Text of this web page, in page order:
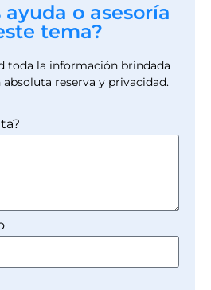
ayuda o asesoría
tema?
toda la información brindada
absoluta reserva y privacidad.